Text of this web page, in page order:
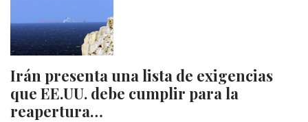
Irán presenta una lista de exigencias
que EE.UU. debe cumplir para la
reapertura…